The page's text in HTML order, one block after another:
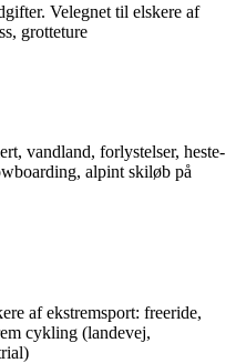
Velegnet til elskere af
grotteture
vandland, forlystelser, heste-
alpint skiløb på
af ekstremsport: freeride,
cykling (landevej,